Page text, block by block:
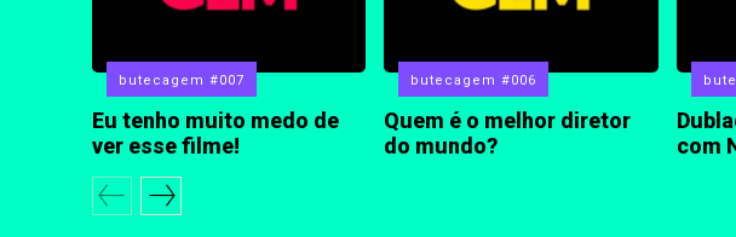
butecagem #007
Eu tenho muito medo de
ver esse filme!
butecagem #006
Quem é o melhor diretor
do mundo?
com